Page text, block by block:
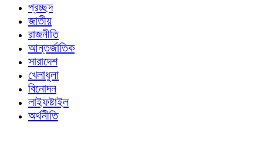
প্রচ্ছদ
জাতীয়
রাজনীতি
আন্তর্জাতিক
সারাদেশ
খেলাধুলা
বিনোদন
লাইফষ্টাইল
অর্থনীতি